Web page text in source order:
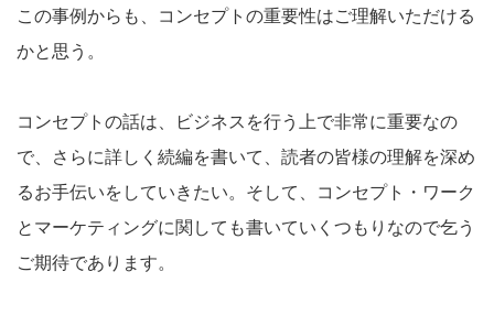
この事例からも、コンセプトの重要性はご理解いただける
かと思う。
コンセプトの話は、ビジネスを行う上で非常に重要なの
で、さらに詳しく続編を書いて、読者の皆様の理解を深め
るお手伝いをしていきたい。そして、コンセプト・ワーク
とマーケティングに関しても書いていくつもりなので乞う
ご期待であります。